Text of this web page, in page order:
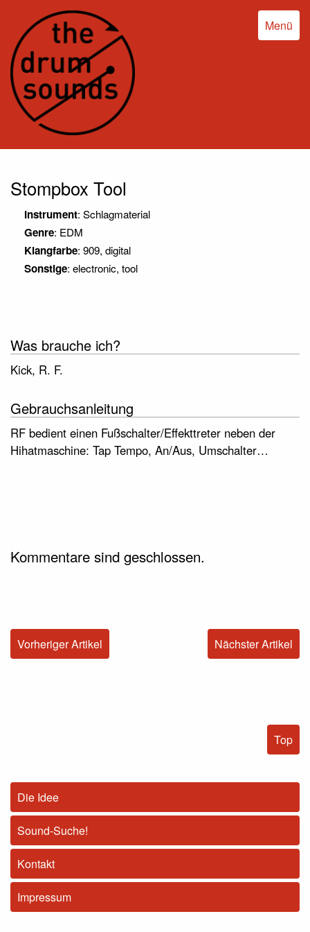
Menü
Stompbox Tool
Instrument: Schlagmaterial
Genre: EDM
Klangfarbe: 909, digital
Sonstige: electronic, tool
Was brauche ich?
Kick, R. F.
Gebrauchsanleitung
RF bedient einen Fußschalter/Effekttreter neben der
Hihatmaschine: Tap Tempo, An/Aus, Umschalter…
Kommentare sind geschlossen.
Nächster Artikel
Vorheriger Artikel
Top
Die Idee
Sound-Suche!
Kontakt
Impressum